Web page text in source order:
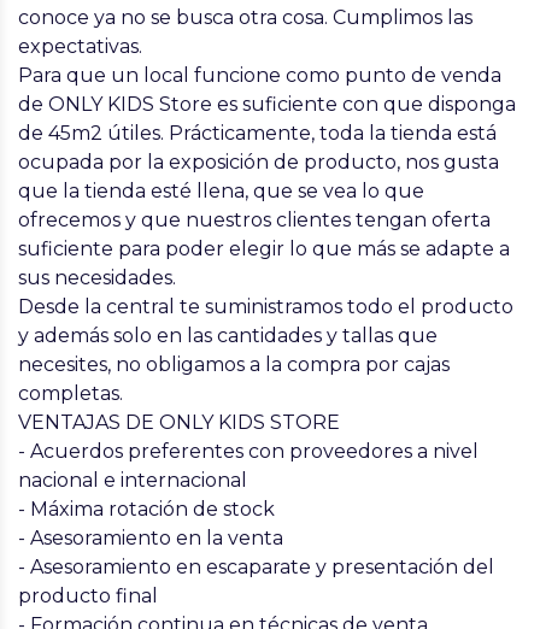
conoce ya no se busca otra cosa. Cumplimos las
expectativas.
Para que un local funcione como punto de venda
de ONLY KIDS Store es suficiente con que disponga
de 45m2 útiles. Prácticamente, toda la tienda está
ocupada por la exposición de producto, nos gusta
que la tienda esté llena, que se vea lo que
ofrecemos y que nuestros clientes tengan oferta
suficiente para poder elegir lo que más se adapte a
sus necesidades.
Desde la central te suministramos todo el producto
y además solo en las cantidades y tallas que
necesites, no obligamos a la compra por cajas
completas.
VENTAJAS DE ONLY KIDS STORE
- Acuerdos preferentes con proveedores a nivel
nacional e internacional
- Máxima rotación de stock
- Asesoramiento en la venta
- Asesoramiento en escaparate y presentación del
producto final